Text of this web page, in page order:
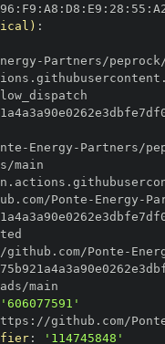
96 : F9 : A8 : D8 : E9 : 28 : 55 :
:
-
- Energy -
Ponte - Energy -
github.com/Ponte-
'606077591'
: //github.com/
: '114745848'